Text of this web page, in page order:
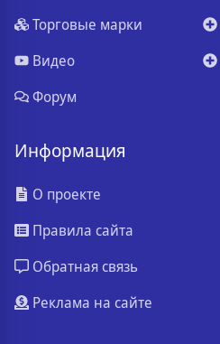
Торговые марки
Видео
Форум
Информация
О проекте
Правила сайта
Обратная связь
Реклама на сайте